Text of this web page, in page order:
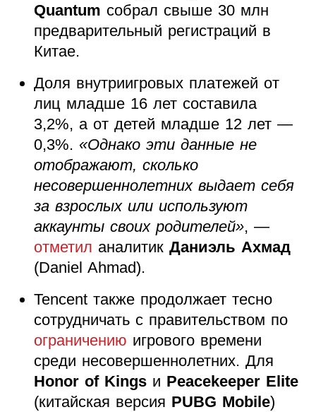
Quantum собрал свыше 30 млн
предварительный регистраций в
Китае.
Доля внутриигровых платежей от
лиц младше 16 лет составила
3,2%, а от детей младше 12 лет —
0,3%. «Однако эти данные не
отображают, сколько
несовершеннолетних выдает себя
за взрослых или используют
аккаунты своих родителей», —
отметил аналитик Даниэль Ахмад
(Daniel Ahmad).
Tencent также продолжает тесно
сотрудничать с правительством по
ограничению игрового времени
среди несовершеннолетних. Для
Honor of Kingsи Peacekeeper Elite
(китайская версия PUBG Mobile)